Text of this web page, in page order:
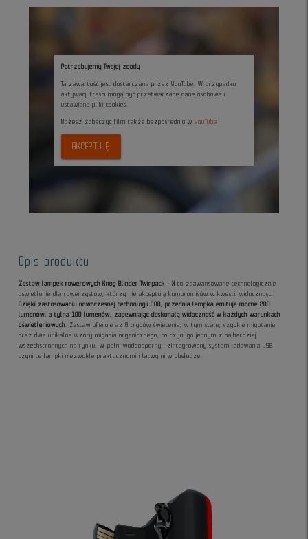
Potrzebujemy Twojej zgody
Ta zawartość jest dostarczana przez YouTube. W przypadku
aktywacji treści mogą być przetwarzane dane osobowe i
ustawiane pliki cookies.
Możesz zobaczyc film także bezpośrednio w YouTube
AKCEPTUJĘ
Opis produktu
Zestaw lampek rowerowych Knog Blinder Twinpack - X to zaawansowane technologicznie
oświetlenie dla rowerzystów, którzy nie akceptują kompromisów w kwestii widoczności.
Dzięki zastosowaniu nowoczesnej technologii COB, przednia lampka emituje mocne 200
lumenów, a tylna 100 lumenów, zapewniając doskonałą widoczność w każdych warunkach
oświetleniowych. Zestaw oferuje aż 8 trybów świecenia, w tym stałe, szybkie migotanie
oraz dwa unikalne wzory migania organicznego, co czyni go jednym z najbardziej
wszechstronnych na rynku. W pełni wodoodporny i zintegrowany system ładowania USB
czyni te lampki niezwykle praktycznymi i łatwymi w obsłudze.